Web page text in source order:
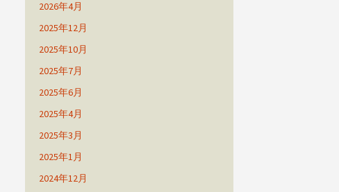
2026年4月
2025年12月
2025年10月
2025年7月
2025年6月
2025年4月
2025年3月
2025年1月
2024年12月